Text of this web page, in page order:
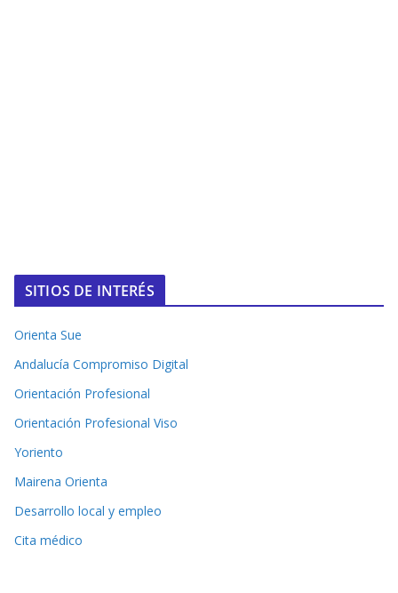
SITIOS DE INTERÉS
Orienta Sue
Andalucía Compromiso Digital
Orientación Profesional
Orientación Profesional Viso
Yoriento
Mairena Orienta
Desarrollo local y empleo
Cita médico